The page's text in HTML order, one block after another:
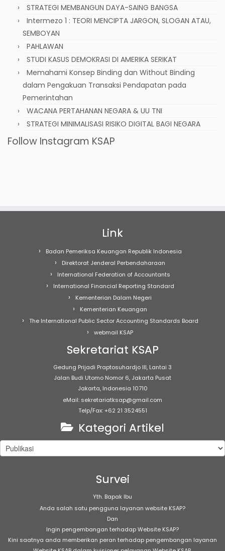
STRATEGI MEMBANGUN DAYA-SAING BANGSA
Intermezo 1 : TEORI MENCIPTA JARGON, SLOGAN ATAU,
SEMBOYAN
PAHLAWAN
STUDI KASUS DEMOKRASI DI AMERIKA SERIKAT
Memahami Konsep Binding dan Without Binding
dalam Pengakuan Transaksi Pendapatan pada
Pemerintahan
WACANA PERTAHANAN NEGARA & UU TNI
STRATEGI MINIMALISASI RISIKO DIGITAL BAGI NEGARA
Follow Instagram KSAP
Link
Badan Pemeriksa Keuangan Republik Indonesia
Direktorat Jenderal Perbendaharaan
International Federation of Accountants
International Financial Reporting Standard
Kementerian Dalam Negeri
Kementerian Keuangan
The International Public Sector Accounting Standards Board
webmail KSAP
Sekretariat KSAP
Gedung Prijadi Praptosuhardjo III, Lantai 3
Jalan Budi Utomo Nomor 6, Jakarta Pusat
Jakarta, Indonesia 10710
eMail: sekretariatksap@gmail.com
Telp/Fax: +62 21 3524551
Kategori Artikel
Kategori
Artikel
Survei
Yth. Bapak Ibu
Anda salah satu pengguna layanan website KSAP?
Dan
Ingin pengembangan terhadap Website KSAP?
Kini saatnya anda memberikan peran terhadap pengembangan layanan